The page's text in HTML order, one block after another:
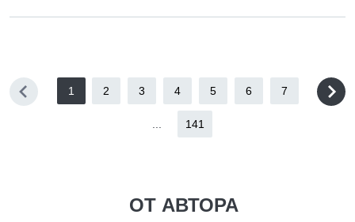
1 2 3 4 5 6 7
141
ОТ АВТОРА